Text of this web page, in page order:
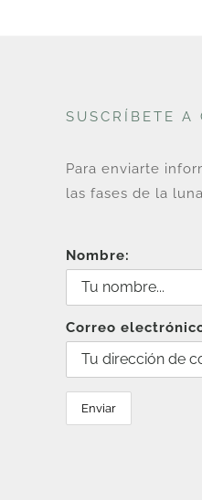
SUSCRÍBETE A
Para enviarte
las fases de la
Nombre:
Correo